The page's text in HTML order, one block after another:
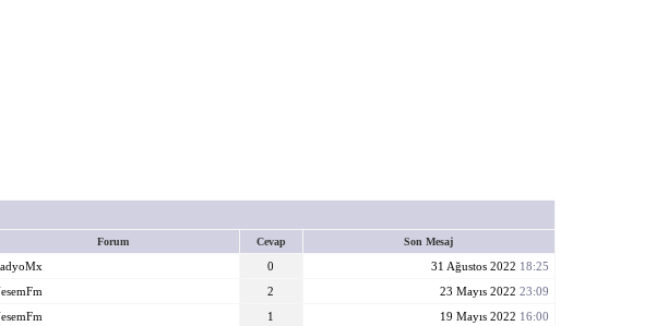
Forum Cevap Son Mesaj
0 31 Ağustos 2022 18:25
2 23 Mayıs 2022 23:09
1 19 Mayıs 2022 16:00